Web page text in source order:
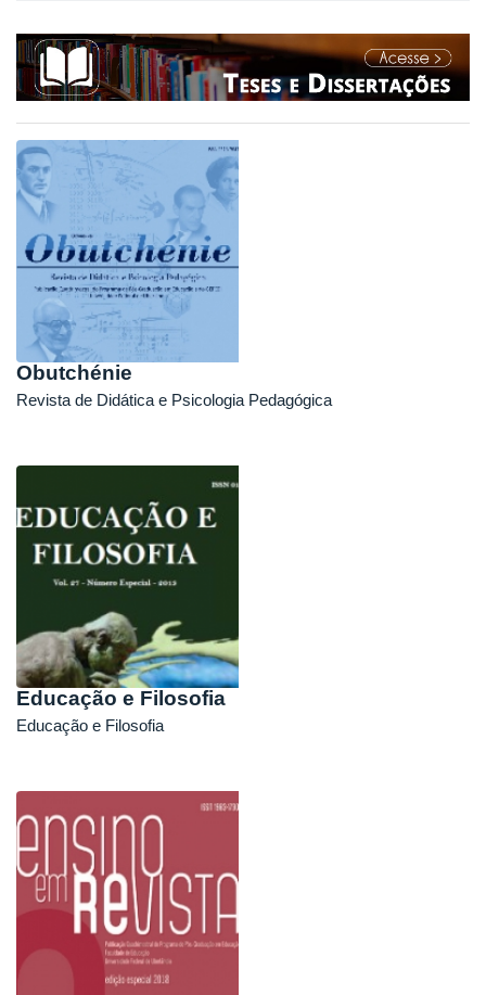
Obutchénie
Revista de Didática e Psicologia Pedagógica
Educação e Filosofia
Educação e Filosofia